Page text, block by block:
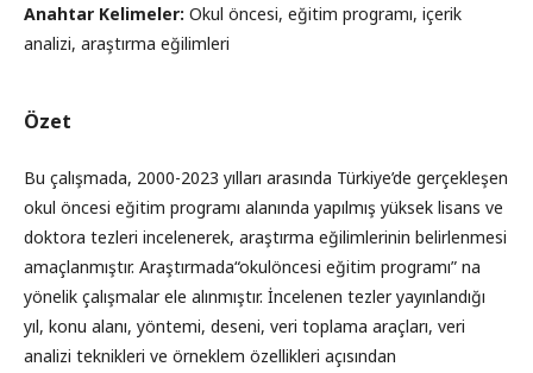
Anahtar Kelimeler: Okul öncesi, eğitim programı, içerik
analizi, araştırma eğilimleri
Özet
Bu çalışmada, 2000-2023 yılları arasında Türkiye’de gerçekleşen
okul öncesi eğitim programı alanında yapılmış yüksek lisans ve
doktora tezleri incelenerek, araştırma eğilimlerinin belirlenmesi
amaçlanmıştır. Araştırmada“okulöncesi eğitim programı” na
yönelik çalışmalar ele alınmıştır. İncelenen tezler yayınlandığı
yıl, konu alanı, yöntemi, deseni, veri toplama araçları, veri
analizi teknikleri ve örneklem özellikleri açısından